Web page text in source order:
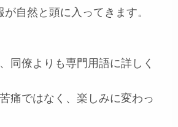
自然と頭に入ってきます。
同僚よりも専門用語に詳しく
痛ではなく、楽しみに変わっ